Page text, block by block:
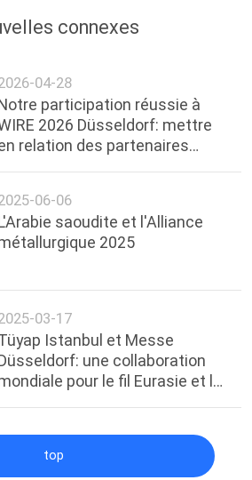
connexes
04-28
participation réussie à
2026 Düsseldorf: mettre
relation des partenaires
06-06
saoudite et l'Alliance
2025
03-17
Istanbul et Messe
une collaboration
pour le fil Eurasie et le
top